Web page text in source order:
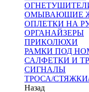
ОМЫВАЮЩИЕ
ОПЛЕТКИ НА
ОРГАНАЙЗЕРЫ
ПРИКОЛЮХИ
РАМКИ ПОД
САЛФЕТКИ И
СИГНАЛЫ
ТРОСА/
Назад